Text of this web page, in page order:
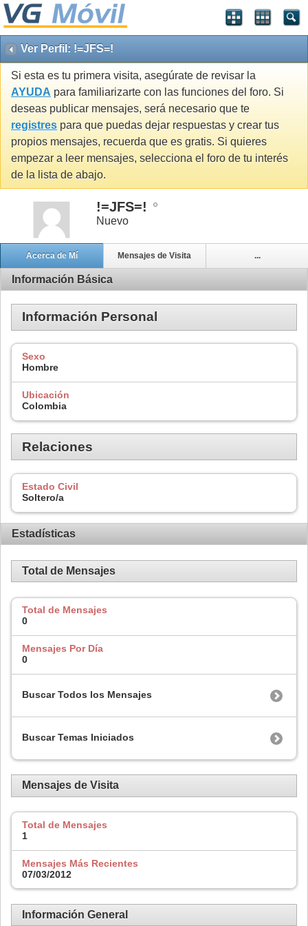
Ver Perfil: !=JFS=!
Si esta es tu primera visita, asegúrate de revisar la
AYUDA para familiarizarte con las funciones del foro. Si
deseas publicar mensajes, será necesario que te
registres para que puedas dejar respuestas y crear tus
propios mensajes, recuerda que es gratis. Si quieres
empezar a leer mensajes, selecciona el foro de tu interés
de la lista de abajo.
!=JFS=!
Nuevo
Acerca de Mí Mensajes de Visita ...
Información Básica
Información Personal
Sexo
Hombre
Ubicación
Colombia
Relaciones
Estado Civil
Soltero/a
Estadísticas
Total de Mensajes
Total de Mensajes
0
Mensajes Por Día
0
Buscar Todos los Mensajes
Buscar Temas Iniciados
Mensajes de Visita
Total de Mensajes
1
Mensajes Más Recientes
07/03/2012
Información General